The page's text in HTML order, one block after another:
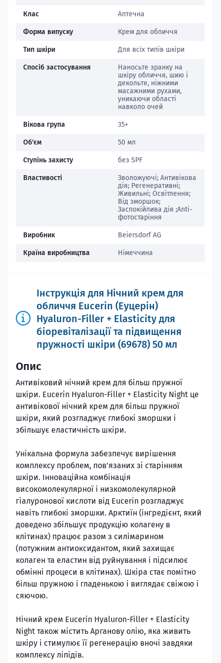
Клас Аптечна
Форма випуску Крем для обличчя
Тип шкіри Для всіх типів шкіри
Спосіб застосування
Наносьте зранку на
шкіру обличчя, шию і
декольте, ніжними
масажними рухами,
уникаючи області
навколо очей
Вікова група 35+
Об'єм 50 мл
Ступінь захисту без SPF
Властивості
Зволожуючі; Антивікова
дія; Регенеративні;
Живильні; Освітлення;
Від зморшок;
Заспокійлива дія ;Anti-
фотостаріння
Виробник Beiersdorf AG
Країна виробництва Німеччина
Інструкція для Нічний крем для
обличчя Eucerin (Еуцерін)
Hyaluron-Filler + Elasticity для
біоревіталізації та підвищення
пружності шкіри (69678) 50 мл
Опис
Антивіковий нічний крем для більш пружної
шкіри. Eucerin Hyaluron-Filler + Elasticity Night це
антивікової нічний крем для більш пружної
шкіри, який розгладжує глибокі зморшки і
збільшує еластичність шкіри.
Унікальна формула забезпечує вирішення
комплексу проблем, пов'язаних зі старінням
шкіри. Інноваційна комбінація
високомолекулярної і низкомолекулярной
гіалуронової кислоти від Eucerin розгладжує
навіть глибокі зморшки. Арктиїн (інгредієнт, який
доведено збільшує продукцію колагену в
клітинах) працює разом з силімарином
(потужним антиоксидантом, який захищає
колаген та еластин від руйнування і підсилює
обмінні процеси в клітинах). Шкіра стає помітно
більш пружною і гладенькою і виглядає свіжою і
сяючою.
Нічний крем Eucerin Hyaluron-Filler + Elasticity
Night також містить Арганову олію, яка живить
шкіру і стимулює її регенерацію вночі завдяки
комплексу ліпідів.